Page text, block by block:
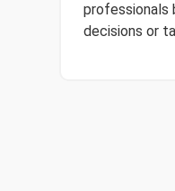
professionals
decisions or